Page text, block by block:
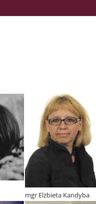
mgr Elżbieta Kandyba